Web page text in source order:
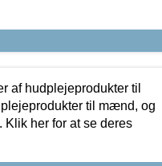
af hudplejeprodukter til
til mænd, og
Klik her for at se deres